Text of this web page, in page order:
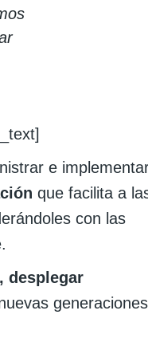
e
que facilita a
con las
desplegar
generaciones